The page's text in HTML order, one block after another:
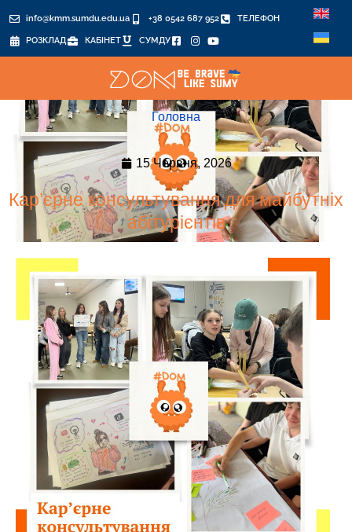
info@kmm.sumdu.edu.ua +38 0542 687 952 ТЕЛЕФОН
РОЗКЛАД КАБІНЕТ СУМДУ
Головна
15 Червня, 2026
Кар’єрне консультування для майбутніх
абітурієнтів